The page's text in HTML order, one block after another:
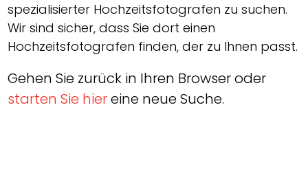
spezialisierter Hochzeitsfotografen zu suchen.
Wir sind sicher, dass Sie dort einen
Hochzeitsfotografen finden, der zu Ihnen passt.
Gehen Sie zurück in Ihren Browser oder
starten Sie hiereine neue Suche.